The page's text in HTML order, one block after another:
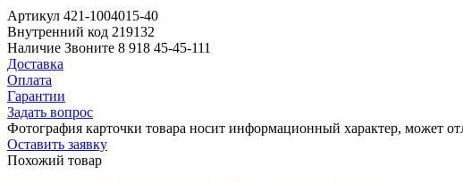
Артикул 421-1004015-40
Внутренний код 219132
Наличие Звоните 8 918 45-45-111
Доставка
Оплата
Гарантии
Задать вопрос
Фотография карточки товара носит информационный характер, может
Оставить заявку
Похожий товар